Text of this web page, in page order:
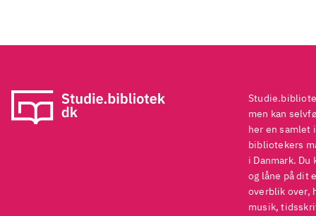
men kan
her en samlet
bibliotekers
i Danmark.
og låne på dit
overblik over,
musik,